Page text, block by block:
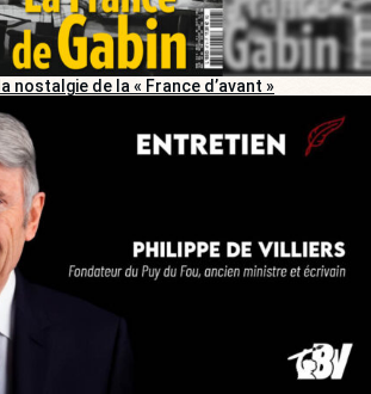
nostalgie de la « France d’avant »